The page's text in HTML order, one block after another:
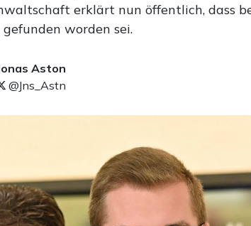
erklärt nun öffentlich, dass
worden sei.
Aston
@Jns_Astn